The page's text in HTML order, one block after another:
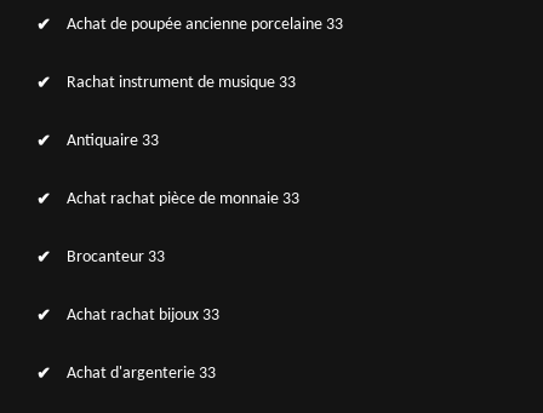
Achat de poupée ancienne porcelaine 33
Rachat instrument de musique 33
Antiquaire 33
Achat rachat pièce de monnaie 33
Brocanteur 33
Achat rachat bijoux 33
Achat d'argenterie 33